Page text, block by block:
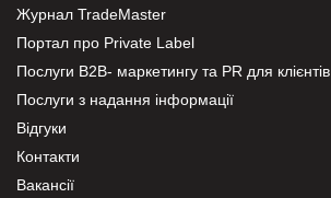
Журнал TradeMaster
Портал про Private Label
Послуги В2В- маркетингу та PR для клієнтів
Послуги з надання інформації
Відгуки
Контакти
Вакансії